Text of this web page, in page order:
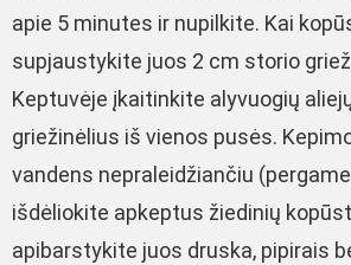
apie 5 minutes ir nupilkite. Kai
supjaustykite juos 2 cm storio
Keptuvėje įkaitinkite alyvuogių
griežinėlius iš vienos pusės.
vandens nepraleidžiančiu
išdėliokite apkeptus žiedinių
apibarstykite juos druska, pipirais